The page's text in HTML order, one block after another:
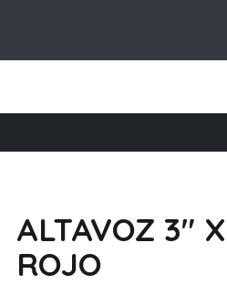
ALTAVOZ 3"
ROJO